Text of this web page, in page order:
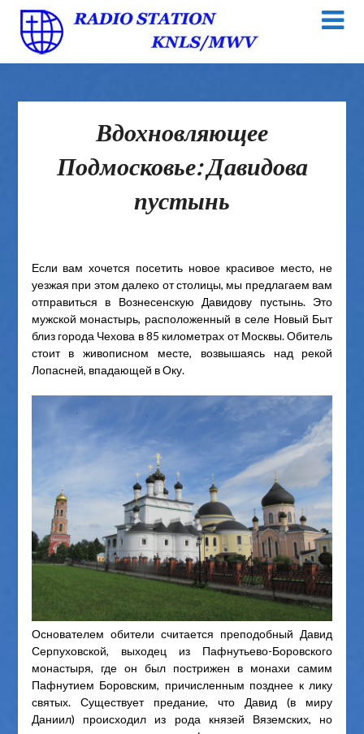
Вдохновляющее
Подмосковье: Давидова
пустынь
Если вам хочется посетить новое красивое место, не
уезжая при этом далеко от столицы, мы предлагаем вам
отправиться в Вознесенскую Давидову пустынь. Это
мужской монастырь, расположенный в селе Новый Быт
близ города Чехова в 85 километрах от Москвы. Обитель
стоит в живописном месте, возвышаясь над рекой
Лопасней, впадающей в Оку.
Основателем обители считается преподобный Давид
Серпуховской, выходец из Пафнутьево-Боровского
монастыря, где он был пострижен в монахи самим
Пафнутием Боровским, причисленным позднее к лику
святых. Существует предание, что Давид (в миру
Даниил) происходил из рода князей Вяземских, но